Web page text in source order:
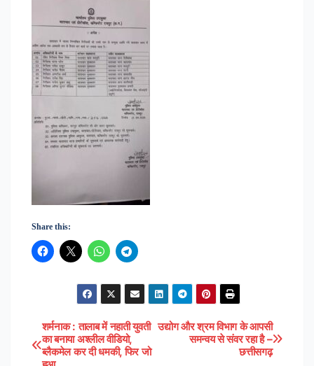
Share this:
Post
उद्योग और श्रम विभाग के आपसी
समन्वय से संवर रहा है –
छत्तीसगढ़
शर्मनाक : तालाब में नहाती युवती
का बनाया अश्लील वीडियो,
ब्लैकमेल कर दी धमकी, फिर जो